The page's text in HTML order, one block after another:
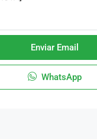
Enviar Email
WhatsApp